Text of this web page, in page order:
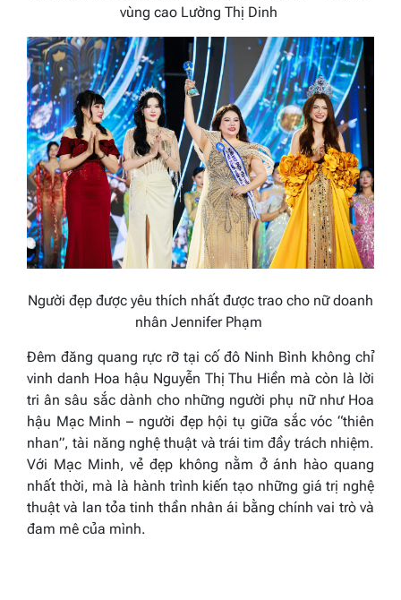
vùng cao Lường Thị Dinh
Người đẹp được yêu thích nhất được trao cho nữ doanh
nhân Jennifer Phạm
Đêm đăng quang rực rỡ tại cố đô Ninh Bình không chỉ
vinh danh Hoa hậu Nguyễn Thị Thu Hiền mà còn là lời
tri ân sâu sắc dành cho những người phụ nữ như Hoa
hậu Mạc Minh – người đẹp hội tụ giữa sắc vóc “thiên
nhan”, tài năng nghệ thuật và trái tim đầy trách nhiệm.
Với Mạc Minh, vẻ đẹp không nằm ở ánh hào quang
nhất thời, mà là hành trình kiến tạo những giá trị nghệ
thuật và lan tỏa tinh thần nhân ái bằng chính vai trò và
đam mê của mình.